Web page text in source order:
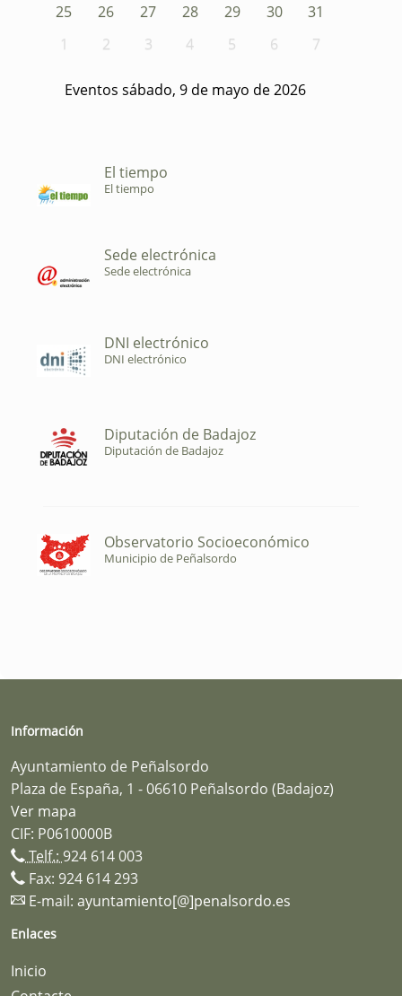
25
26 27 28 29 30
31
1
2 3 4 5 6 7
Eventos sábado, 9 de mayo de 2026
El tiempo
El tiempo
Sede electrónica
Sede electrónica
DNI electrónico
DNI electrónico
Diputación de Badajoz
Diputación de Badajoz
Observatorio Socioeconómico
Municipio de Peñalsordo
Información
Ayuntamiento de Peñalsordo
Plaza de España, 1 - 06610 Peñalsordo (Badajoz)
Ver mapa
CIF: P0610000B
Telf.: 924 614 003
Fax: 924 614 293
E-mail: ayuntamiento[@]penalsordo.es
Enlaces
Inicio